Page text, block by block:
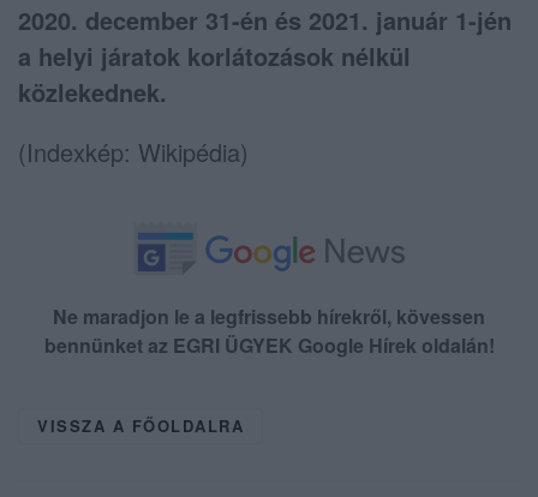
2020. december 31-én és 2021. január 1-jén
a helyi járatok korlátozások nélkül
közlekednek.
(Indexkép: Wikipédia)
Ne maradjon le a legfrissebb hírekről, kövessen
bennünket az EGRI ÜGYEK Google Hírek oldalán!
VISSZA A FŐOLDALRA